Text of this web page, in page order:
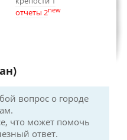
отчеты 2new
вопрос о городе
что может помочь
ответ.